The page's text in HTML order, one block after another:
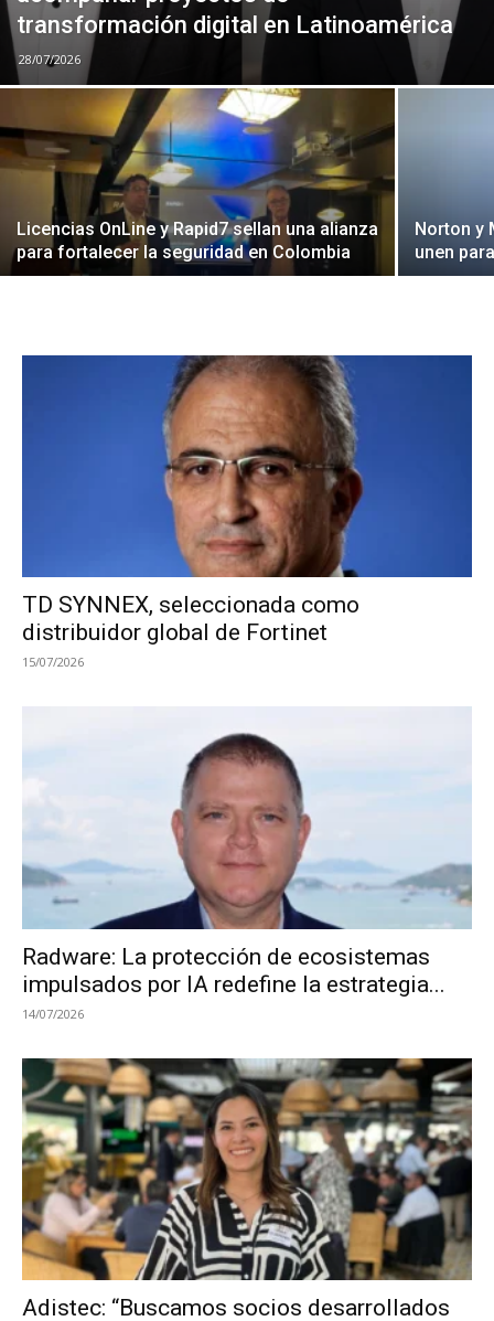
transformación digital en Latinoamérica
28/07/2026
Licencias OnLine y Rapid7 sellan una alianza
para fortalecer la seguridad en Colombia
Norton y
unen
TD SYNNEX, seleccionada como
distribuidor global de Fortinet
15/07/2026
Radware: La protección de ecosistemas
impulsados por IA redefine la estrategia...
14/07/2026
Adistec: “Buscamos socios desarrollados